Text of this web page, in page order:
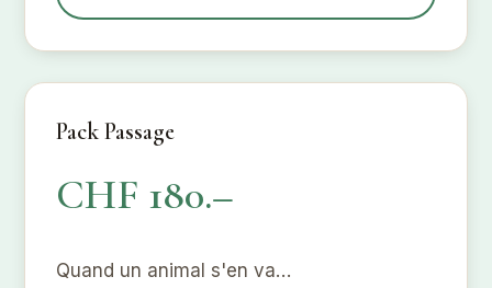
Pack Passage
CHF 180.–
Quand un animal s'en va…